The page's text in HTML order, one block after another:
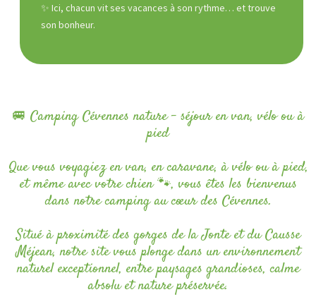
✨ Ici, chacun vit ses vacances à son rythme… et trouve
son bonheur.
🚐 Camping Cévennes nature – séjour en van, vélo ou à
pied
Que vous voyagiez en van, en caravane, à vélo ou à pied,
et même avec votre chien 🐾, vous êtes les bienvenus
dans notre camping au cœur des Cévennes.
Situé à proximité des gorges de la Jonte et du Causse
Méjean, notre site vous plonge dans un environnement
naturel exceptionnel, entre paysages grandioses, calme
absolu et nature préservée.